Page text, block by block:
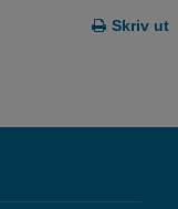
Skriv ut